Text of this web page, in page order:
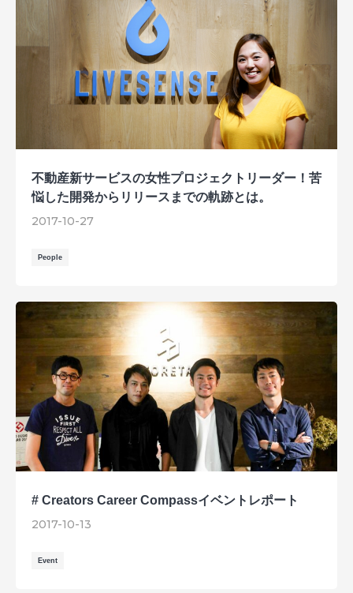
不動産新サービスの女性プロジェクトリーダー！苦
悩した開発からリリースまでの軌跡とは。
2017-10-27
People
# Creators Career Compassイベントレポート
2017-10-13
Event